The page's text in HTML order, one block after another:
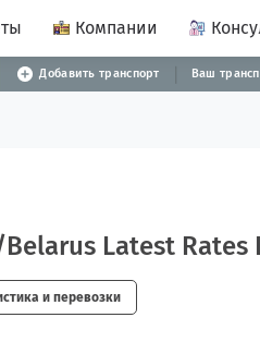
Компании
Добавить транспорт Ваш
Latest Rates
и перевозки